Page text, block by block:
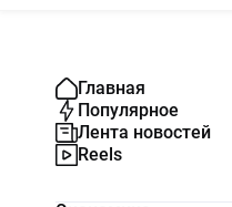
Главная
Популярное
Лента новостей
Reels